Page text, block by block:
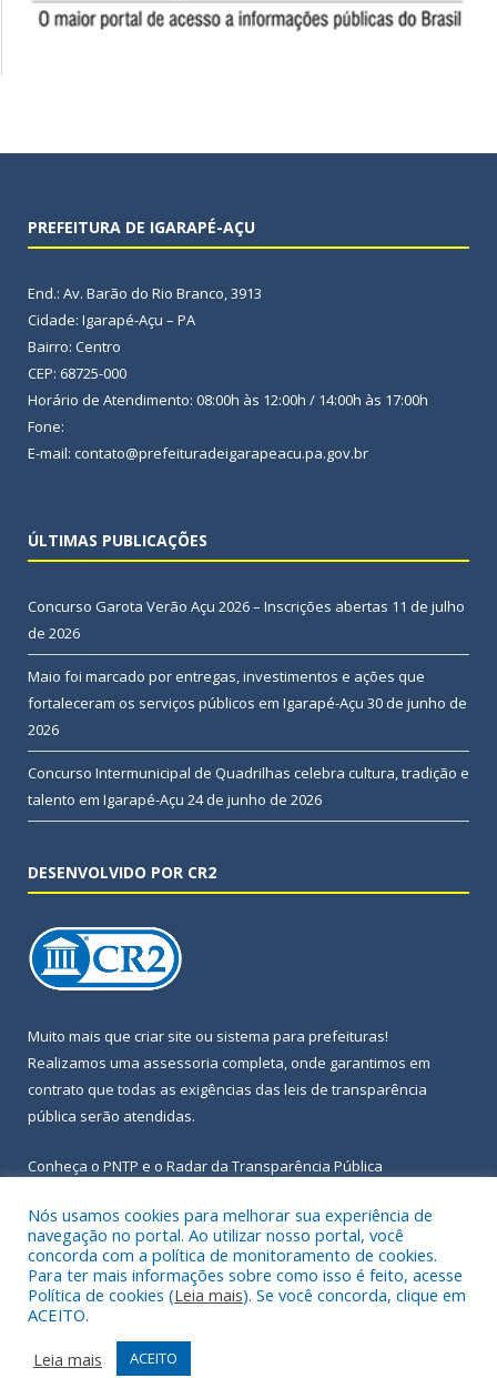
PREFEITURA DE IGARAPÉ-AÇU
End.: Av. Barão do Rio Branco, 3913
Cidade: Igarapé-Açu – PA
Bairro: Centro
CEP: 68725-000
Horário de Atendimento: 08:00h às 12:00h / 14:00h às 17:00h
Fone:
E-mail: contato@prefeituradeigarapeacu.pa.gov.br
ÚLTIMAS PUBLICAÇÕES
Concurso Garota Verão Açu 2026 – Inscrições abertas 11 de julho
de 2026
Maio foi marcado por entregas, investimentos e ações que
fortaleceram os serviços públicos em Igarapé-Açu 30 de junho de
2026
Concurso Intermunicipal de Quadrilhas celebra cultura, tradição e
talento em Igarapé-Açu 24 de junho de 2026
DESENVOLVIDO POR CR2
Muito mais que criar site ou sistema para prefeituras!
Realizamos uma assessoria completa, onde garantimos em
contrato que todas as exigências das leis de transparência
pública serão atendidas.
Conheça o PNTP e o Radar da Transparência Pública
Todos os direitos reservados a Prefeitura Municipal de Igarapé-
Açu.
Frequência Online
Nós usamos cookies para melhorar sua experiência de
navegação no portal. Ao utilizar nosso portal, você
concorda com a política de monitoramento de cookies.
Para ter mais informações sobre como isso é feito, acesse
Política de cookies (Leia mais). Se você concorda, clique em
ACEITO.
Leia mais
ACEITO